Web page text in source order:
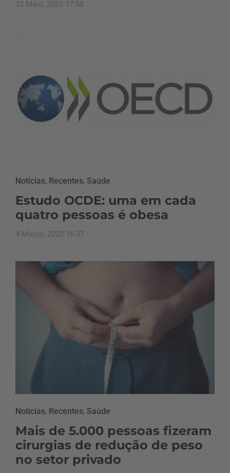
22 Maio, 2020 17:58
Notícias, Recentes, Saúde
Estudo OCDE: uma em cada
quatro pessoas é obesa
4 Março, 2020 16:37
Notícias, Recentes, Saúde
Mais de 5.000 pessoas fizeram
cirurgias de redução de peso
no setor privado